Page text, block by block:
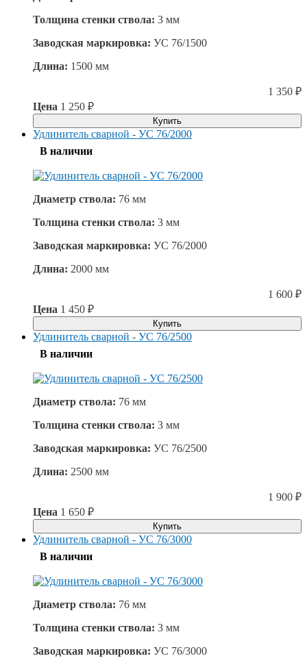
Толщина стенки ствола: 3 мм
Заводская маркировка: УС 76/1500
Длина: 1500 мм
1 350 ₽
Цена 1 250 ₽
Купить
Удлинитель сварной - УС 76/2000
В наличии
Диаметр ствола: 76 мм
Толщина стенки ствола: 3 мм
Заводская маркировка: УС 76/2000
Длина: 2000 мм
1 600 ₽
Цена 1 450 ₽
Купить
Удлинитель сварной - УС 76/2500
В наличии
Диаметр ствола: 76 мм
Толщина стенки ствола: 3 мм
Заводская маркировка: УС 76/2500
Длина: 2500 мм
1 900 ₽
Цена 1 650 ₽
Купить
Удлинитель сварной - УС 76/3000
В наличии
Диаметр ствола: 76 мм
Толщина стенки ствола: 3 мм
Заводская маркировка: УС 76/3000